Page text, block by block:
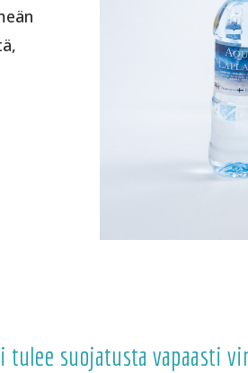
tulee suojatusta vapaasti